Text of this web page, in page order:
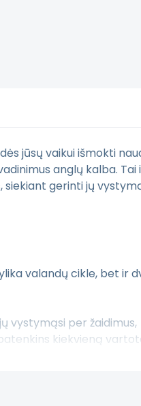
jūsų vaikui išmokti
anglų kalba.
siekiant gerinti jų
valandų cikle, bet ir
vystymąsi per žaidimus,
kiekvieną